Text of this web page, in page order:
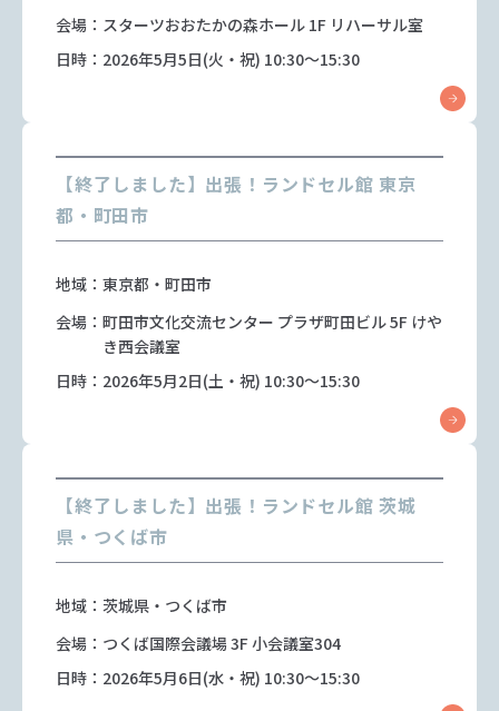
会場：スターツおおたかの森ホール 1F リハーサル室
日時：2026年5月5日(火・祝) 10:30～15:30
【終了しました】出張！ランドセル館 東京
都・町田市
地域：東京都・町田市
会場：町田市文化交流センター プラザ町田ビル 5F けや
き西会議室
日時：2026年5月2日(土・祝) 10:30～15:30
【終了しました】出張！ランドセル館 茨城
県・つくば市
地域：茨城県・つくば市
会場：つくば国際会議場 3F 小会議室304
日時：2026年5月6日(水・祝) 10:30～15:30